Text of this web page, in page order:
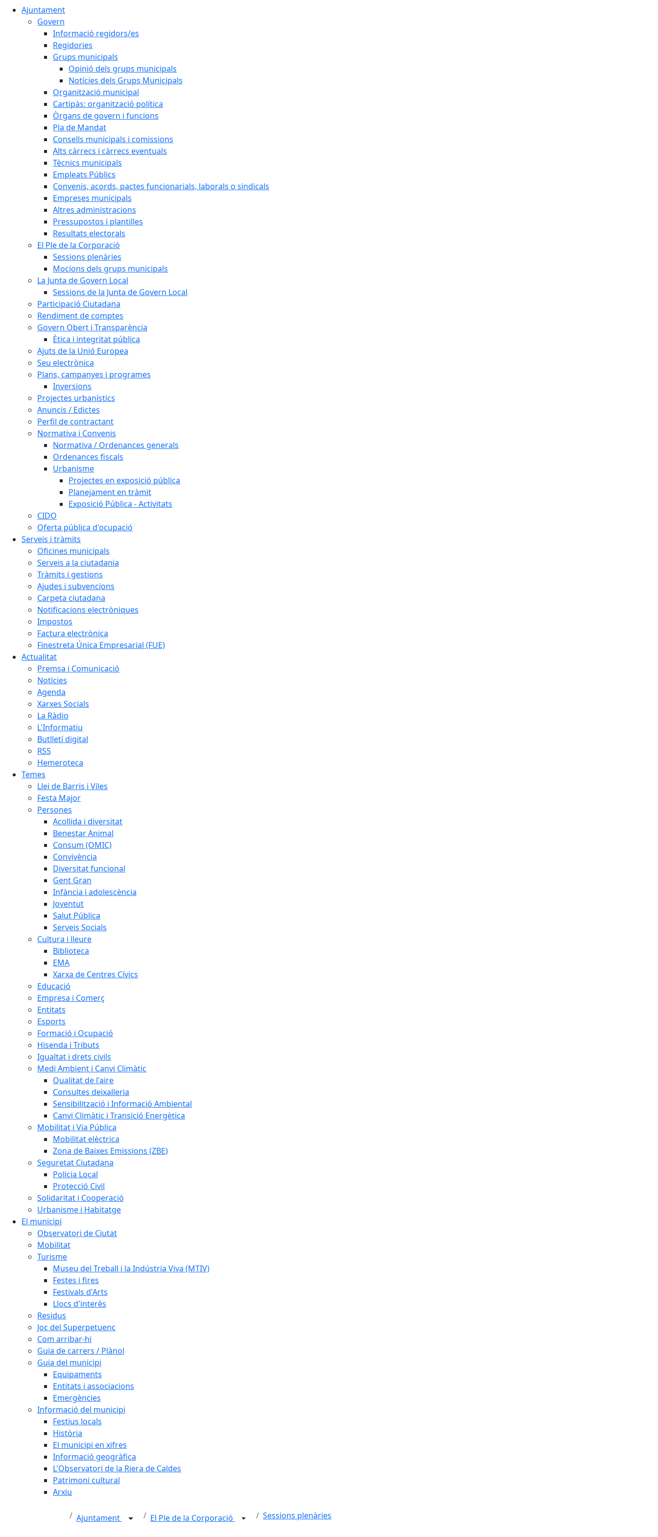
Ajuntament
Govern
Informació regidors/es
Regidories
Grups municipals
Opinió dels grups municipals
Notícies dels Grups Municipals
Organització municipal
Cartipàs: organització política
Òrgans de govern i funcions
Pla de Mandat
Consells municipals i comissions
Alts càrrecs i càrrecs eventuals
Tècnics municipals
Empleats Públics
Convenis, acords, pactes funcionarials, laborals o sindicals
Empreses municipals
Altres administracions
Pressupostos i plantilles
Resultats electorals
El Ple de la Corporació
Sessions plenàries
Mocions dels grups municipals
La Junta de Govern Local
Sessions de la Junta de Govern Local
Participació Ciutadana
Rendiment de comptes
Govern Obert i Transparència
Ètica i integritat pública
Ajuts de la Unió Europea
Seu electrònica
Plans, campanyes i programes
Inversions
Projectes urbanístics
Anuncis / Edictes
Perfil de contractant
Normativa i Convenis
Normativa / Ordenances generals
Ordenances fiscals
Urbanisme
Projectes en exposició pública
Planejament en tràmit
Exposició Pública - Activitats
CIDO
Oferta pública d'ocupació
Serveis i tràmits
Oficines municipals
Serveis a la ciutadania
Tràmits i gestions
Ajudes i subvencions
Carpeta ciutadana
Notificacions electròniques
Impostos
Factura electrònica
Finestreta Única Empresarial (FUE)
Actualitat
Premsa i Comunicació
Notícies
Agenda
Xarxes Socials
La Ràdio
L'Informatiu
Butlletí digital
RSS
Hemeroteca
Temes
Llei de Barris i Viles
Festa Major
Persones
Acollida i diversitat
Benestar Animal
Consum (OMIC)
Convivència
Diversitat funcional
Gent Gran
Infància i adolescència
Joventut
Salut Pública
Serveis Socials
Cultura i lleure
Biblioteca
EMA
Xarxa de Centres Cívics
Educació
Empresa i Comerç
Entitats
Esports
Formació i Ocupació
Hisenda i Tributs
Igualtat i drets civils
Medi Ambient i Canvi Climàtic
Qualitat de l'aire
Consultes deixalleria
Sensibilització i Informació Ambiental
Canvi Climàtic i Transició Energètica
Mobilitat i Via Pública
Mobilitat elèctrica
Zona de Baixes Emissions (ZBE)
Seguretat Ciutadana
Policia Local
Protecció Civil
Solidaritat i Cooperació
Urbanisme i Habitatge
El municipi
Observatori de Ciutat
Mobilitat
Turisme
Museu del Treball i la Indústria Viva (MTIV)
Festes i fires
Festivals d'Arts
Llocs d'interès
Residus
Joc del Superpetuenc
Com arribar-hi
Guia de carrers / Plànol
Guia del municipi
Equipaments
Entitats i associacions
Emergències
Informació del municipi
Festius locals
Història
El municipi en xifres
Informació geogràfica
L'Observatori de la Riera de Caldes
Patrimoni cultural
Arxiu
Ajuntament El Ple de la Corporació Sessions plenàries